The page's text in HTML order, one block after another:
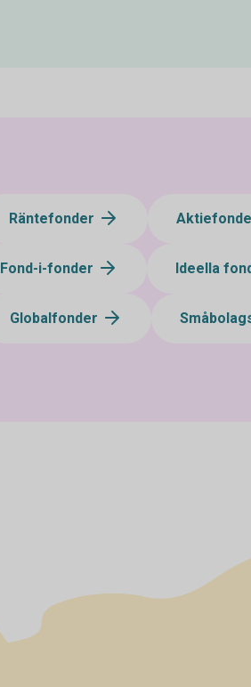
Räntefonder
Fond-i-fonder Ideella
Globalfonder